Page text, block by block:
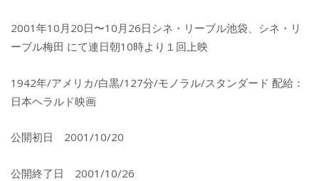
2001年10月20日〜10月26日シネ・リーブル池袋、シネ・リ
ーブル梅田 にて連日朝10時より１回上映
1942年/アメリカ/白黒/127分/モノラル/スタンダード 配給：
日本ヘラルド映画
公開初日 2001/10/20
公開終了日 2001/10/26